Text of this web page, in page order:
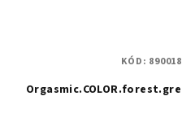
Orgasmic.COLOR.forest.green
KÓD: 890018